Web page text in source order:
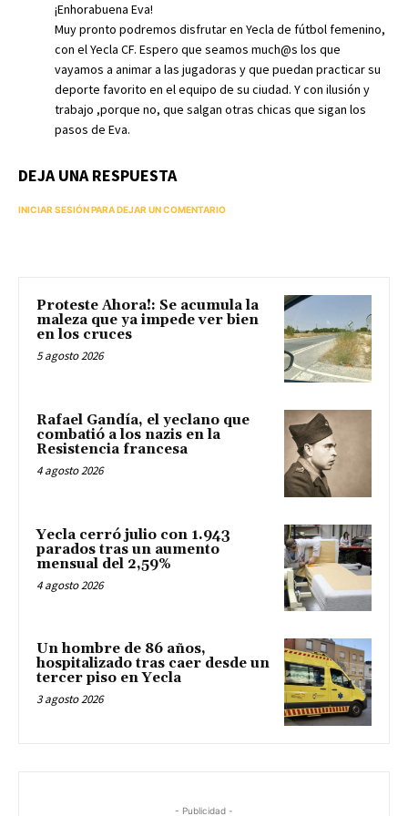
¡Enhorabuena Eva!
Muy pronto podremos disfrutar en Yecla de fútbol femenino,
con el Yecla CF. Espero que seamos much@s los que
vayamos a animar a las jugadoras y que puedan practicar su
deporte favorito en el equipo de su ciudad. Y con ilusión y
trabajo ,porque no, que salgan otras chicas que sigan los
pasos de Eva.
DEJA UNA RESPUESTA
INICIAR SESIÓN PARA DEJAR UN COMENTARIO
Proteste Ahora!: Se acumula la
maleza que ya impede ver bien
en los cruces
5 agosto 2026
Rafael Gandía, el yeclano que
combatió a los nazis en la
Resistencia francesa
4 agosto 2026
Yecla cerró julio con 1.943
parados tras un aumento
mensual del 2,59%
4 agosto 2026
Un hombre de 86 años,
hospitalizado tras caer desde un
tercer piso en Yecla
3 agosto 2026
- Publicidad -